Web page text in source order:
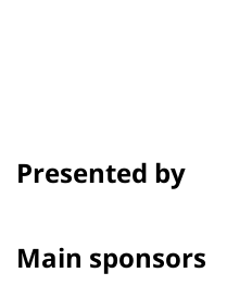
Presented by
Main sponsors